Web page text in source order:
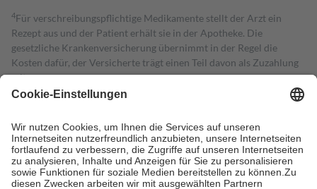
4Für verschreibungspflichtige Medikamente stellt der Arzt ein
Rezept aus und der Patient erhält sie in der Apotheke. Die
gesetzliche Krankenversicherung übernimmt in der Regel die
Kosten dafür, der Versicherte trägt einen Teil davon als Zuzahlung
mit.
Grundsätzlich leisten Mitglieder Zuzahlungen in Höhe von zehn
höchstens zehn Euro.
Es sind jedoch nie mehr als die tatsächlichen
Kosten der Leistung zu entrichten.
Diese Regeln gelten grundsätzlich auch für Online-Apotheken.
Bei Heilmitteln und häuslicher Krankenpflege beträgt die
Zuzahlung zehn Prozent der Kosten sowie zehn Euro je